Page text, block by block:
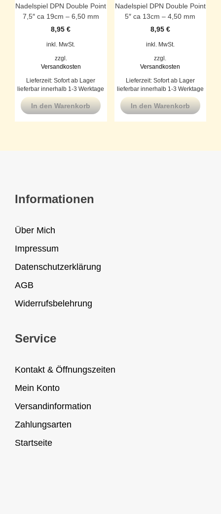
Nadelspiel DPN Double Point
7,5″ ca 19cm – 6,50 mm
8,95€
inkl. MwSt.
zzgl.
Versandkosten
Lieferzeit:Sofort ab Lager
lieferbar innerhalb 1-3 Werktage
In den Warenkorb
Nadelspiel DPN Double Point
5″ ca 13cm – 4,50 mm
8,95 €
inkl. MwSt.
zzgl.
Versandkosten
Lieferzeit: Sofort ab Lager
lieferbar innerhalb 1-3 Werktage
In den Warenkorb
Informationen
Über Mich
Impressum
Datenschutzerklärung
AGB
Widerrufsbelehrung
Service
Kontakt & Öffnungszeiten
Mein Konto
Versandinformation
Zahlungsarten
Startseite